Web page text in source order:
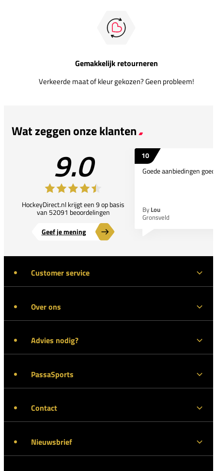
Gemakkelijk retourneren
Verkeerde maat of kleur gekozen? Geen probleem!
Wat zeggen onze klanten
9.0
HockeyDirect.nl krijgt een 9 op basis
van 52091 beoordelingen
Geef je mening
10
Goede aanbiedingen
By Lou
Gronsveld
Customer service
Over ons
Advies nodig?
PassaSports
Contact
Nieuwsbrief